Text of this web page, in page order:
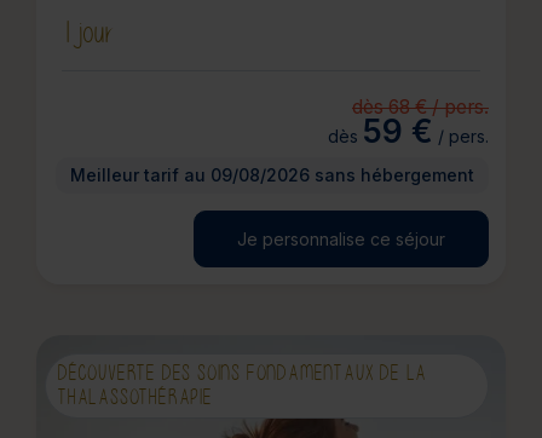
1 jour
dès 68 € / pers.
dès 59 € / pers.
Meilleur tarif au 09/08/2026 sans hébergement
Je personnalise ce séjour
DÉCOUVERTE DES SOINS FONDAMENTAUX DE LA
THALASSOTHÉRAPIE